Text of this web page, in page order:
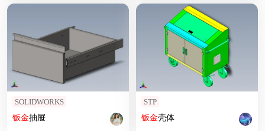
SOLIDWORKS
钣金抽屉
STP
钣金壳体